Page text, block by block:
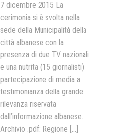
7 dicembre 2015 La
cerimonia si è svolta nella
sede della Municipalità della
città albanese con la
presenza di due TV nazionali
e una nutrita (15 giornalisti)
partecipazione di media a
testimonianza della grande
rilevanza riservata
dall’informazione albanese.
Archivio .pdf: Regione [...]